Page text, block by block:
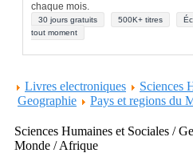
chaque mois.
30 jours gratuits 500K+ titres
tout moment
Livres electroniques
Sciences
Geographie
Pays et regions du
Sciences Humaines et Sociales /
Monde / Afrique